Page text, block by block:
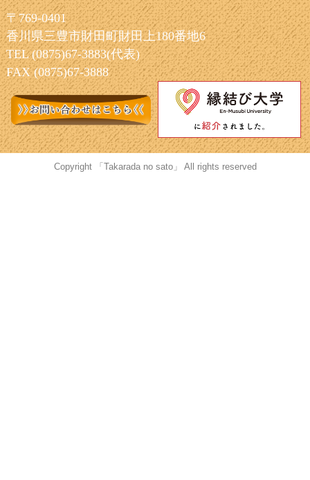
〒769-0401
香川県三豊市財田町財田上180番地6
TEL (0875)67-3883(代表)
FAX (0875)67-3888
Copyright 「Takarada no sato」 All rights reserved